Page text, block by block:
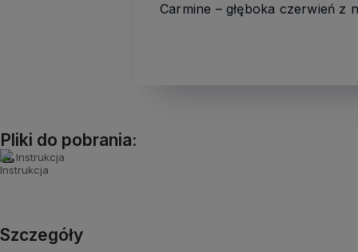
Carmine – głęboka czerwień z
Pliki do pobrania:
Instrukcja
Szczegóły